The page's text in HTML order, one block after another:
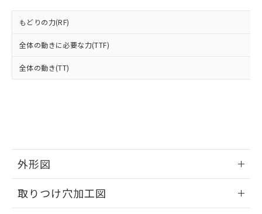
もどりの力(RF)
全体の動きに必要な力(TTF)
全体の動き(TT)
外形図
取りつけ穴加工図
引・商談に必要な範囲で利用すること
をご了承ください。
※当社の共同利用者とは、
の共同利用に関して"
用者の範囲」に記載されている法人を
下記の非含有証明書をダウンロードするこ
とができます。
EU RoHS指令（10物質）の非含有証明書
※本証明書は発行日時点で非含有を証明す
欄に対応日を記載しておりました。
既に当社にて対応品への在庫切替を完了
していることから、特段のことがない限
す。